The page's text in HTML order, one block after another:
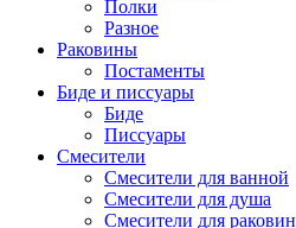
Полки
Разное
Раковины
Постаменты
Биде и писсуары
Биде
Писсуары
Смесители
Смесители для ванной
Смесители для душа
Смесители для раковин